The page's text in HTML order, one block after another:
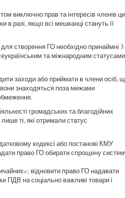
виключно прав та інтересів членів
в разі, якщо всі мешканці стануть її
створення ГО необхідно принаймні 3
та міжнародним
заходи або приймати в члени осіб,
знаходяться поза межами
громадських та благодійних
ті, які отримали статус
кодексі або постанові КМУ
право ГО обирати спрощену
відновити право ГО надавати
ПДВ на соціально важливі товари і